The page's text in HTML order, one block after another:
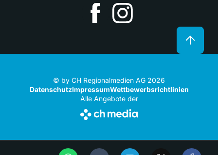
© by CH Regionalmedien AG 2026
DatenschutzImpressumWettbewerbsrichtlinien
Alle Angebote der